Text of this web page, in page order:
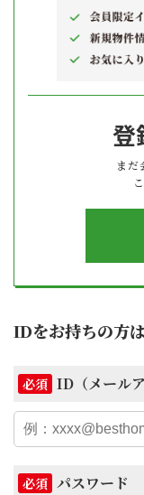
登
まだ
IDをお持ちの方
必須 ID（メールア
必須 パスワード